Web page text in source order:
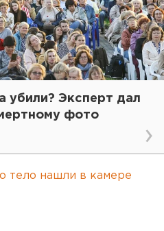
убили? Эксперт дал
фото
тело нашли в камере